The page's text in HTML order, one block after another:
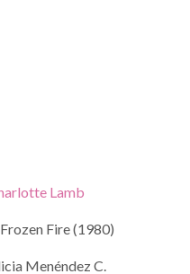
Lamb
Fire (1980)
Menéndez C.